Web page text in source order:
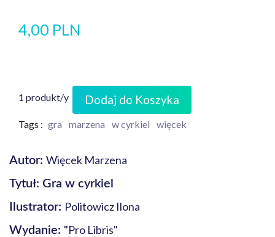
4,00 PLN
1 produkt/y Dodaj do Koszyka
Tags : gra marzena w cyrkiel więcek
Autor: Więcek Marzena
Tytuł: Gra w cyrkiel
Ilustrator: Politowicz Ilona
Wydanie: "Pro Libris"